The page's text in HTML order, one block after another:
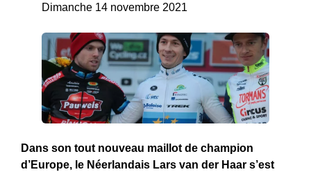
Dimanche 14 novembre 2021
Dans son tout nouveau maillot de champion
d’Europe, le Néerlandais Lars van der Haar s’est